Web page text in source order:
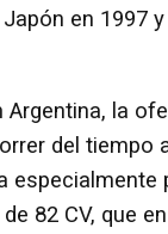
en 1997
la
del tiempo
82 CV, que